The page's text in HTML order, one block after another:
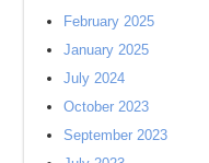
February 2025
January 2025
July 2024
October 2023
September 2023